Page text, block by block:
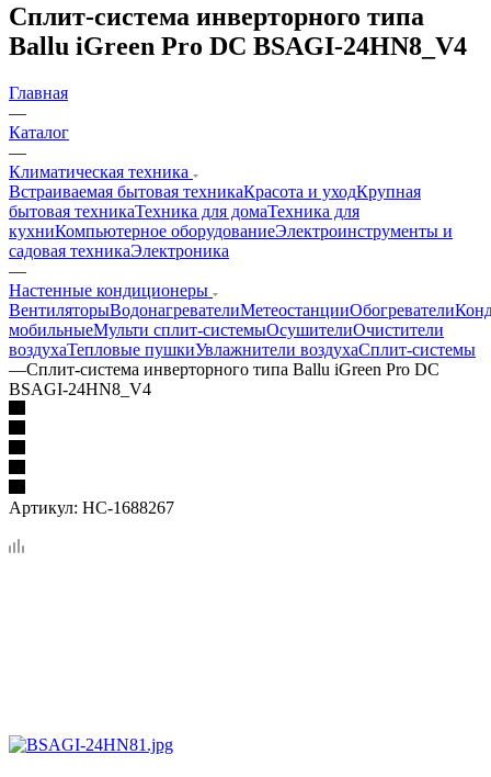
Сплит-система инверторного типа
Ballu iGreen Pro DC BSAGI-24HN8_V4
Главная
—
Каталог
—
Климатическая техника
Встраиваемая бытовая техникаКрасота и уходКрупная
бытовая техникаТехника для домаТехника для
кухниКомпьютерное оборудованиеЭлектроинструменты и
садовая техникаЭлектроника
—
Настенные кондиционеры
ВентиляторыВодонагревателиМетеостанцииОбогреватели
мобильныеМульти сплит-системыОсушителиОчистители
воздухаТепловые пушкиУвлажнители воздухаСплит-системы
—Сплит-система инверторного типа Ballu iGreen Pro DC
BSAGI-24HN8_V4
Артикул: НС-1688267